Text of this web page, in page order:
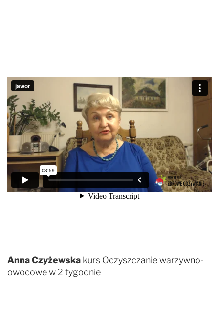
Anna Czyżewska kurs Oczyszczanie warzywno-
owocowe w 2 tygodnie